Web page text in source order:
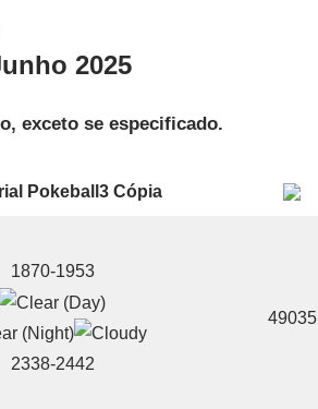
2025
exceto se especificado.
1870-1953
2338-2442
49035